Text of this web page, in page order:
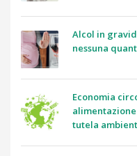
Alcol in
nessuna
Economia
tutela